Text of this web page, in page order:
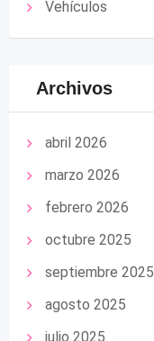
Vehículos
Archivos
abril 2026
marzo 2026
febrero 2026
octubre 2025
septiembre 2025
agosto 2025
julio 2025